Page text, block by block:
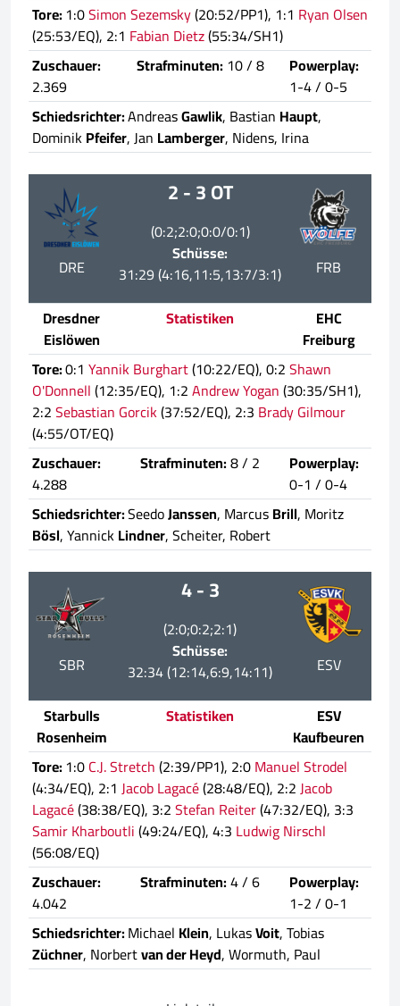
Tore:1:0Simon Sezemsky(20:52/PP1), 1:1 Ryan Olsen
(25:53/EQ), 2:1 Fabian Dietz(55:34/SH1)
Zuschauer:
2.369
Strafminuten: 10 / 8
Powerplay:
1-4 / 0-5
Schiedsrichter:AndreasGawlik, Bastian Haupt,
DominikPfeifer, Jan Lamberger, Nidens, Irina
DRE
2 - 3 OT
(0:2;2:0;0:0/0:1)
Schüsse:
31:29 (4:16,11:5,13:7/3:1)
FRB
Dresdner
Eislöwen
Statistiken
EHC
Freiburg
Tore:0:1 Yannik Burghart(10:22/EQ), 0:2Shawn
O'Donnell(12:35/EQ), 1:2Andrew Yogan(30:35/SH1),
2:2Sebastian Gorcik(37:52/EQ), 2:3 Brady Gilmour
(4:55/OT/EQ)
Zuschauer:
4.288
Strafminuten:8 / 2
Powerplay:
0-1 / 0-4
Schiedsrichter:SeedoJanssen, MarcusBrill, Moritz
Bösl, YannickLindner, Scheiter, Robert
SBR
4 - 3
(2:0;0:2;2:1)
Schüsse:
32:34 (12:14,6:9,14:11)
ESV
Starbulls
Rosenheim
Statistiken
ESV
Kaufbeuren
Tore:1:0C.J. Stretch(2:39/PP1), 2:0Manuel Strodel
(4:34/EQ), 2:1 Jacob Lagacé(28:48/EQ), 2:2Jacob
Lagacé(38:38/EQ), 3:2Stefan Reiter(47:32/EQ), 3:3
Samir Kharboutli(49:24/EQ), 4:3 Ludwig Nirschl
(56:08/EQ)
Zuschauer:
4.042
Strafminuten:4 / 6
Powerplay:
1-2 / 0-1
Schiedsrichter:Michael Klein, LukasVoit, Tobias
Züchner, Norbertvan der Heyd, Wormuth, Paul